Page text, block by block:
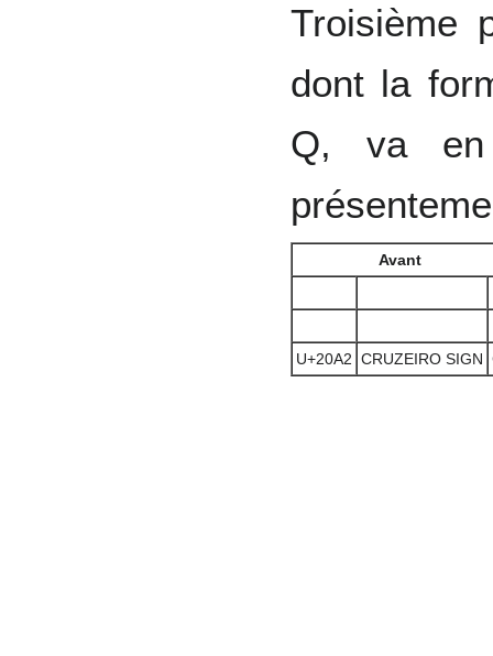
Troisième
dont la
Q, va
Avant
U+20A2 CRUZEIRO SIGN